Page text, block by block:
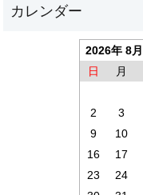
2026年 8月
日
月
2
3
9
10
16
17
23
24